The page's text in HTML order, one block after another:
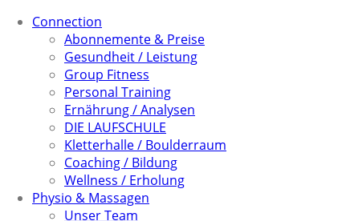
Connection
Abonnemente & Preise
Gesundheit / Leistung
Group Fitness
Personal Training
Ernährung / Analysen
DIE LAUFSCHULE
Kletterhalle / Boulderraum
Coaching / Bildung
Wellness / Erholung
Physio & Massagen
Unser Team